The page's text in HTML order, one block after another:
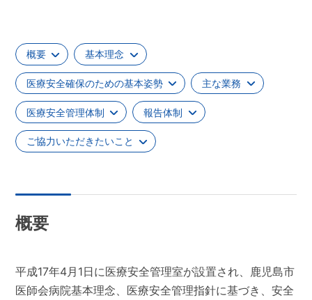
概要 基本理念
医療安全確保のための基本姿勢 主な業務
医療安全管理体制 報告体制
ご協力いただきたいこと
概要
平成17年4月1日に医療安全管理室が設置され、鹿児島市
医師会病院基本理念、医療安全管理指針に基づき、安全